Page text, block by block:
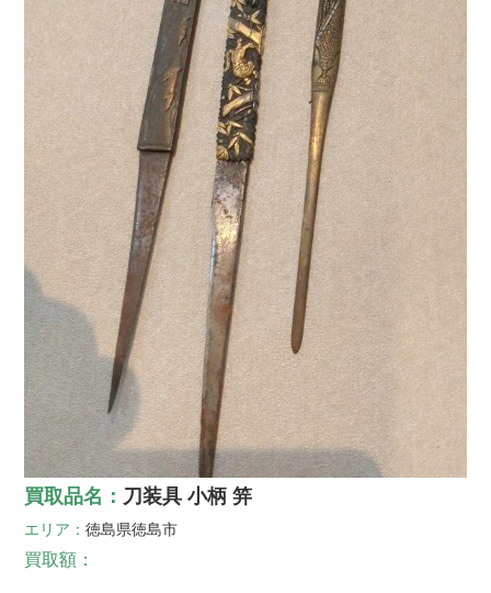
買取品名： 刀装具 小柄 笄
エリア：徳島県徳島市
買取額：